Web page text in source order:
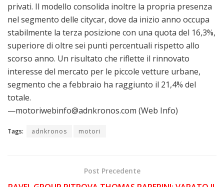
privati. Il modello consolida inoltre la propria presenza
nel segmento delle citycar, dove da inizio anno occupa
stabilmente la terza posizione con una quota del 16,3%,
superiore di oltre sei punti percentuali rispetto allo
scorso anno. Un risultato che riflette il rinnovato
interesse del mercato per le piccole vetture urbane,
segmento che a febbraio ha raggiunto il 21,4% del
totale.
—motoriwebinfo@adnkronos.com (Web Info)
Tags: adnkronos motori
Post Precedente